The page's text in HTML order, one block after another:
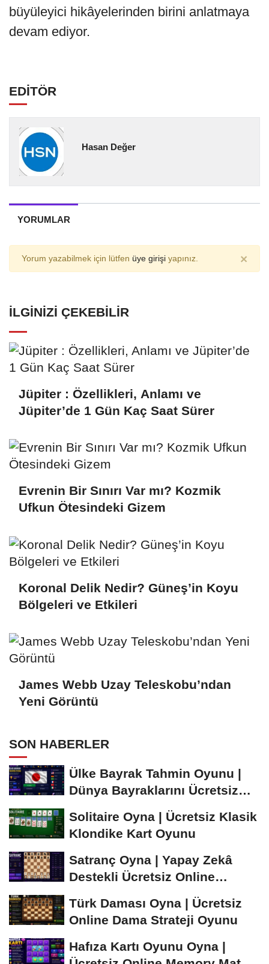
büyüleyici hikâyelerinden birini anlatmaya
devam ediyor.
EDİTÖR
Hasan Değer
YORUMLAR
Yorum yazabilmek için lütfen üye girişi yapınız. ×
İLGINIZI ÇEKEBILIR
Jüpiter : Özellikleri, Anlamı ve
Jüpiter’de 1 Gün Kaç Saat Sürer
Evrenin Bir Sınırı Var mı? Kozmik
Ufkun Ötesindeki Gizem
Koronal Delik Nedir? Güneş’in Koyu
Bölgeleri ve Etkileri
James Webb Uzay Teleskobu’ndan
Yeni Görüntü
SON HABERLER
Ülke Bayrak Tahmin Oyunu |
Dünya Bayraklarını Ücretsiz
Solitaire Oyna | Ücretsiz Klasik
Klondike Kart Oyunu
Satranç Oyna | Yapay Zekâ
Destekli Ücretsiz Online
Türk Daması Oyna | Ücretsiz
Online Dama Strateji Oyunu
Hafıza Kartı Oyunu Oyna |